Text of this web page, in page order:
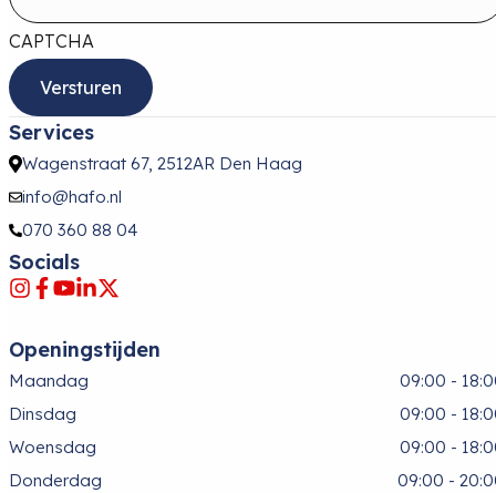
CAPTCHA
Services
Wagenstraat 67, 2512AR Den Haag
info@hafo.nl
070 360 88 04
Socials
Openingstijden
Maandag
09:00 -
Dinsdag
09:00 -
Woensdag
09:00 -
Donderdag
09:00 -